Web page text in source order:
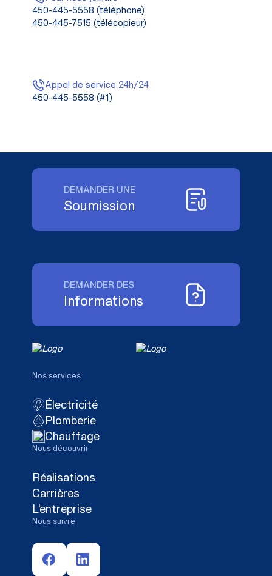
450-445-5558 (téléphone)
450-445-7515 (télécopieur)
Appel de service 24h/24
450-445-5558 (#1)
DEMANDER UNE
Soumission
DEMANDER DES
Informations
Nos services
Électricité
Plomberie
Chauffage
Nous découvrir
Réalisations
Carrières
L'entreprise
Nous suivre